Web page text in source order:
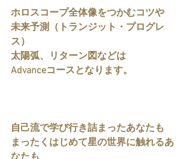
ホロスコープ全体像をつかむコツや
未来予測（トランジット・プログレ
ス）
太陽弧、リターン図などは
Advanceコースとなります。
自己流で学び行き詰まったあなたも
まったくはじめて星の世界に触れるあ